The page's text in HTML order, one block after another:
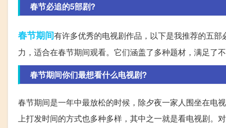
春节必追的5部剧?
春节期间有许多优秀的电视剧作品，以下是我推荐的五
力，适合在春节期间观看。它们涵盖了多种题材，满足了不
春节期间你们最想看什么电视剧?
春节期间是一年中最放松的时候，除夕夜一家人围坐在电
上打发时间的方式也多种多样，其中之一就是看电视剧。